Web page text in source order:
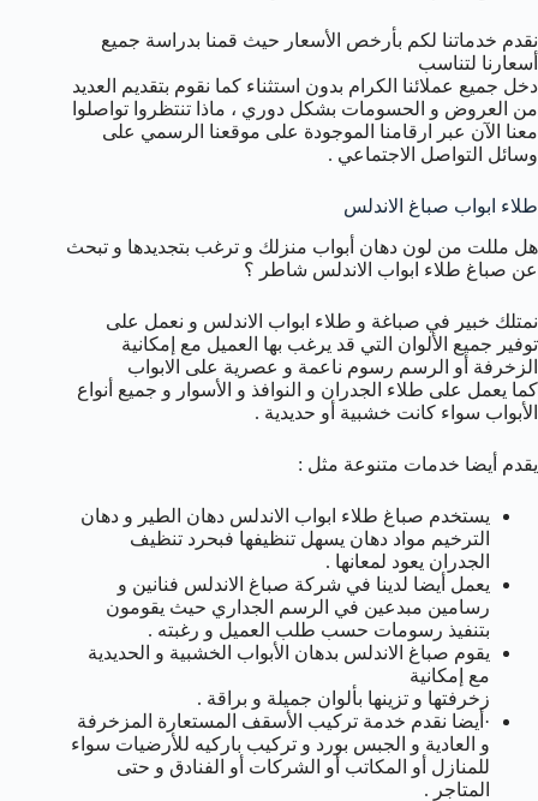
نقدم خدماتنا لكم بأرخص الأسعار حيث قمنا بدراسة جميع
أسعارنا لتناسب
دخل جميع عملائنا الكرام بدون استثناء كما نقوم بتقديم العديد
من العروض و الحسومات بشكل دوري ، ماذا تنتظروا تواصلوا
معنا الآن عبر ارقامنا الموجودة على موقعنا الرسمي على
وسائل التواصل الاجتماعي .
طلاء ابواب صباغ الاندلس
هل مللت من لون دهان أبواب منزلك و ترغب بتجديدها و تبحث
عن صباغ طلاء ابواب الاندلس شاطر ؟
نمتلك خبير في صباغة و طلاء ابواب الاندلس و نعمل على
توفير جميع الألوان التي قد يرغب بها العميل مع إمكانية
الزخرفة أو الرسم رسوم ناعمة و عصرية على الابواب
كما يعمل على طلاء الجدران و النوافذ و الأسوار و جميع أنواع
الأبواب سواء كانت خشبية أو حديدية .
يقدم أيضا خدمات متنوعة مثل :
يستخدم صباغ طلاء ابواب الاندلس دهان الطير و دهان
الترخيم مواد دهان يسهل تنظيفها فبحرد تنظيف
الجدران يعود لمعانها .
يعمل أيضا لدينا في شركة صباغ الاندلس فنانين و
رسامين مبدعين في الرسم الجداري حيث يقومون
بتنفيذ رسومات حسب طلب العميل و رغبته .
يقوم صباغ الاندلس بدهان الأبواب الخشبية و الحديدية
مع إمكانية
زخرفتها و تزينها بألوان جميلة و براقة .
·أيضا نقدم خدمة تركيب الأسقف المستعارة المزخرفة
و العادية و الجبس بورد و تركيب باركيه للأرضيات سواء
للمنازل أو المكاتب أو الشركات أو الفنادق و حتى
المتاجر .